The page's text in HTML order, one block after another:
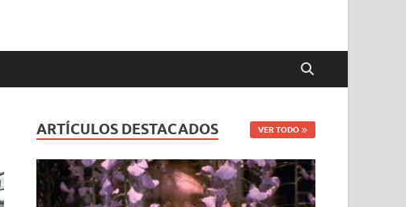
ARTÍCULOS DESTACADOS VER TODO